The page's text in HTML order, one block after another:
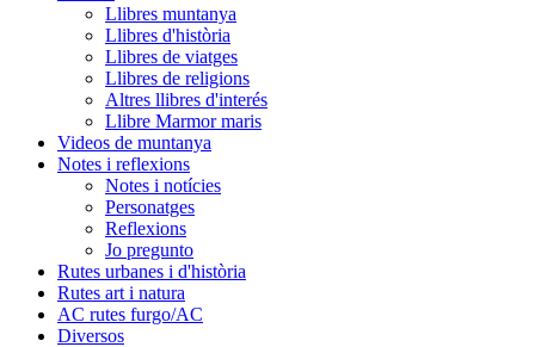
Llibres muntanya
Llibres d'història
Llibres de viatges
Llibres de religions
Altres llibres d'interés
Llibre Marmor maris
Videos de muntanya
Notes i reflexions
Notes i notícies
Personatges
Reflexions
Jo pregunto
Rutes urbanes i d'història
Rutes art i natura
AC rutes furgo/AC
Diversos